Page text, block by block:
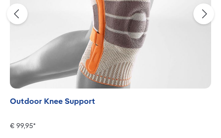
Outdoor Knee Support
€ 99,95*